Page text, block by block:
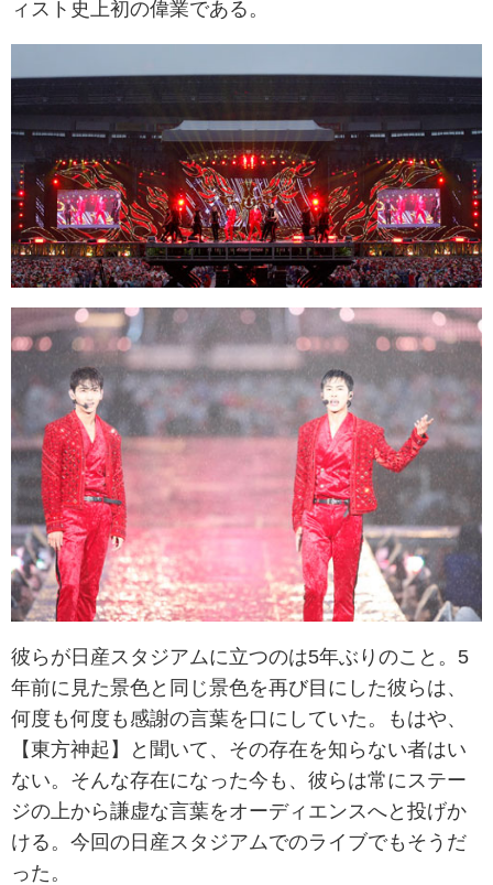
ィスト史上初の偉業である。
彼らが日産スタジアムに立つのは5年ぶりのこと。5
年前に見た景色と同じ景色を再び目にした彼らは、
何度も何度も感謝の言葉を口にしていた。もはや、
【東方神起】と聞いて、その存在を知らない者はい
ない。そんな存在になった今も、彼らは常にステー
ジの上から謙虚な言葉をオーディエンスへと投げか
ける。今回の日産スタジアムでのライブでもそうだ
った。